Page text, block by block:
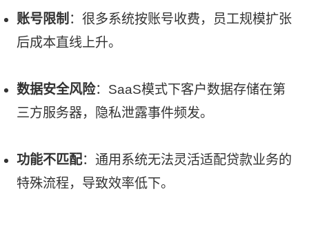
账号限制 ：很多系统按账号收费，员工规模扩张
后成本直线上升。
数据安全风险：SaaS模式下客户数据存储在第
三方服务器，隐私泄露事件频发。
功能不匹配：通用系统无法灵活适配贷款业务的
特殊流程，导致效率低下。